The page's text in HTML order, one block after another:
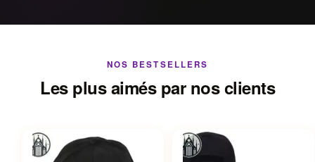
NOS BESTSELLERS
Les plus aimés par nos clients